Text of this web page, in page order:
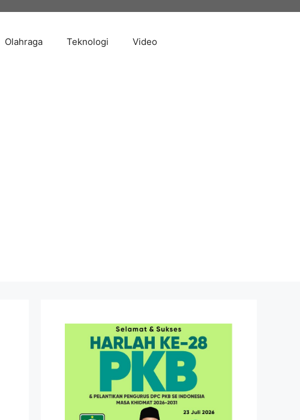
Olahraga Teknologi Video